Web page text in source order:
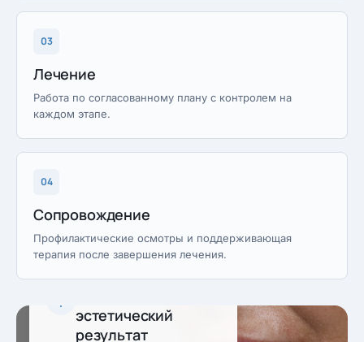
03
Лечение
Работа по согласованному плану с контролем на
каждом этапе.
04
Сопровождение
Профилактические осмотры и поддерживающая
терапия после завершения лечения.
эстетический
результат